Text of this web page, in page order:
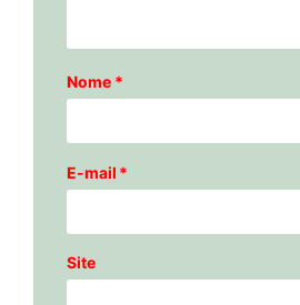
Nome *
E-mail *
Site